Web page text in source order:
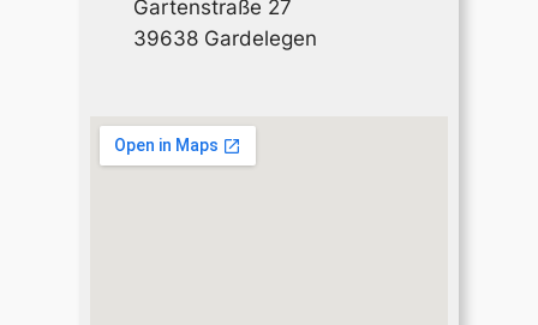
Gartenstraße 27
39638 Gardelegen